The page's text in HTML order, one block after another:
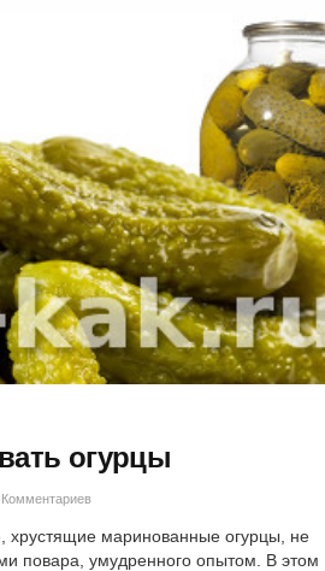
огурцы
хрустящие маринованные огурцы, не
повара, умудренного опытом. В этом